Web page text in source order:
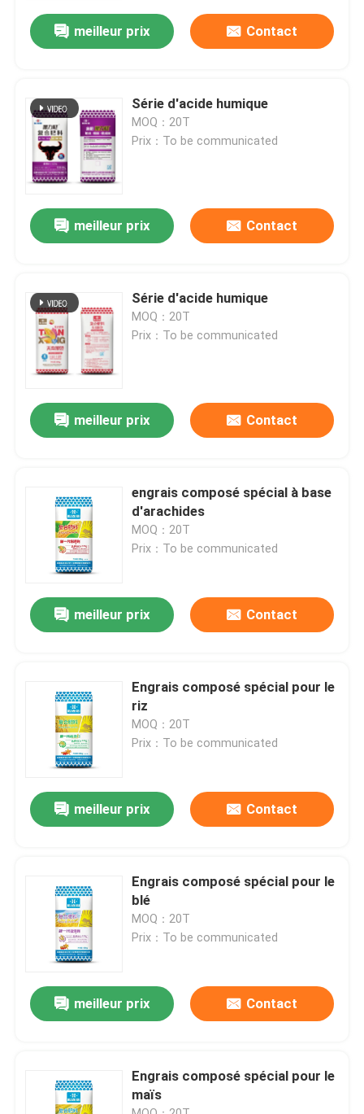
Produits
Vidéos
Au sujet de nous
Contrôle de qualité
Contactez-nous
Nouvelles
Urée
meilleur prix Contact
Série d'acide humique
MOQ：20T
Prix：To be communicated
meilleur prix Contact
Série d'acide humique
MOQ：20T
Prix：To be communicated
meilleur prix Contact
engrais composé spécial à base
d'arachides
MOQ：20T
Prix：To be communicated
meilleur prix Contact
Engrais composé spécial pour le
riz
MOQ：20T
Prix：To be communicated
meilleur prix Contact
Engrais composé spécial pour le
blé
MOQ：20T
Prix：To be communicated
meilleur prix Contact
Engrais composé spécial pour le
maïs